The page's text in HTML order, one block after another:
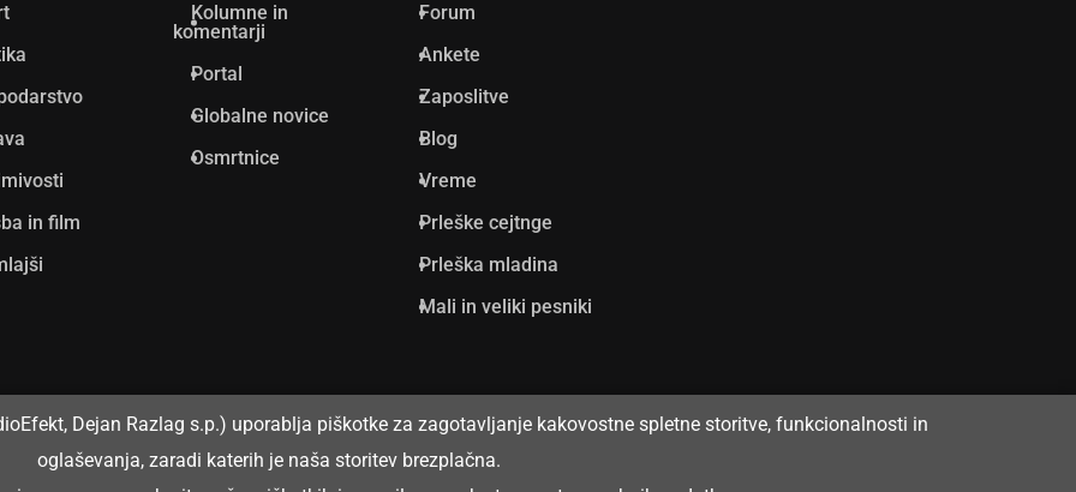
in film
Kolumne in
komentarji
Portal
Globalne novice
Osmrtnice
Forum
Ankete
Zaposlitve
Blog
Vreme
Prleške cejtnge
Prleška mladina
Mali in veliki pesniki
Dejan Razlag s.p.) uporablja piškotke za zagotavljanje kakovostne spletne storitve, funkcionalnosti in
oglaševanja, zaradi katerih je naša storitev brezplačna.